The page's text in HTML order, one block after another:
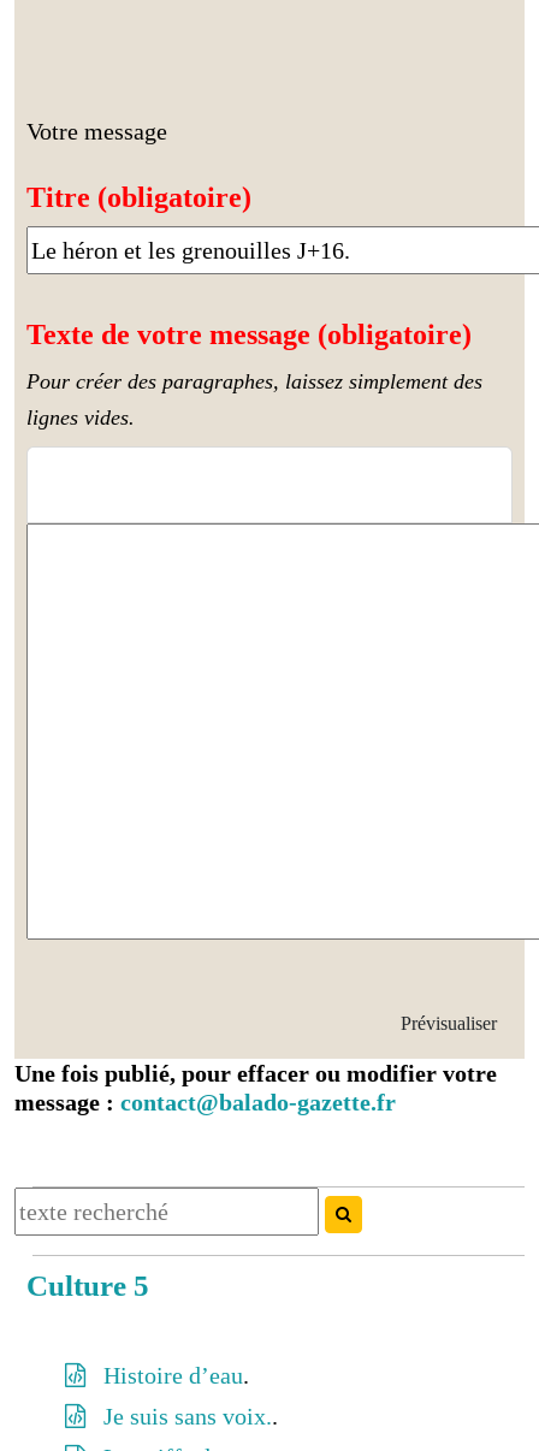
Votre message
Titre (obligatoire)
Texte de votre message (obligatoire)
Pour créer des paragraphes, laissez simplement des
lignes vides.
Une fois publié, pour effacer ou modifier votre
message : contact@balado-gazette.fr
Culture 5
Histoire d’eau.
Je suis sans voix..